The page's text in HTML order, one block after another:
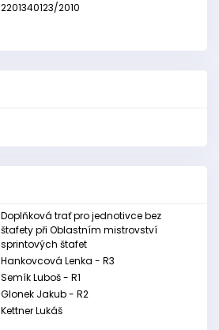
2201340123/2010
Doplňková trať pro jednotivce bez
štafety při Oblastním mistrovství
sprintových štafet
Hankovcová Lenka - R3
Semík Luboš - R1
Glonek Jakub - R2
Kettner Lukáš